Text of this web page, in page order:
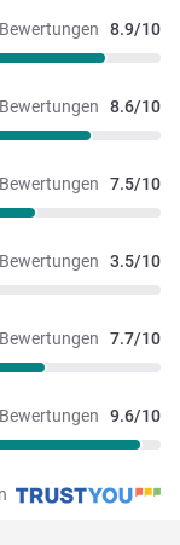
8.9/10
8.6/10
7.5/10
3.5/10
7.7/10
9.6/10